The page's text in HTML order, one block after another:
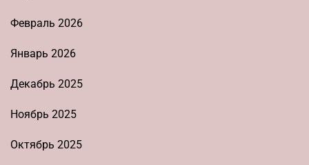
Февраль 2026
Январь 2026
Декабрь 2025
Ноябрь 2025
Октябрь 2025